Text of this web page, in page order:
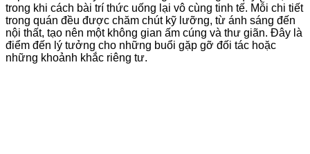
trong khi cách bài trí thức uống lại vô cùng tinh tế. Mỗi chi tiết
trong quán đều được chăm chút kỹ lưỡng, từ ánh sáng đến
nội thất, tạo nên một không gian ấm cúng và thư giãn. Đây là
điểm đến lý tưởng cho những buổi gặp gỡ đối tác hoặc
những khoảnh khắc riêng tư.